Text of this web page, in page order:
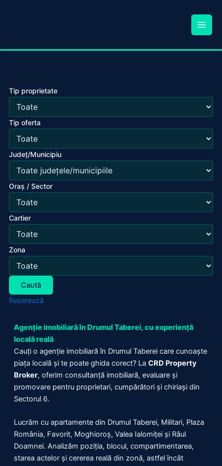
Tip proprietate
Tip oferta
Județ/Municipiu
Oraș / Sector
Cartier
Zona
Caută
Resetează
Agenție imobiliară în Drumul Taberei, cu experiență
locală reală
Cauți o agenție imobiliară în Drumul Taberei care cunoaște
piața locală și te poate ghida corect? La CRD Property
Broker, oferim consultanță imobiliară, evaluare și
promovare pentru proprietari, cumpărători și chiriași din
Sectorul 6.
Lucrăm cu apartamente din Drumul Taberei, Militari, Plaza
România, Favorit, Moghioroș, Valea Ialomiței și Râul
Doamnei. Analizăm poziția, blocul, compartimentarea,
starea actelor și cererea reală din zonă, astfel încât